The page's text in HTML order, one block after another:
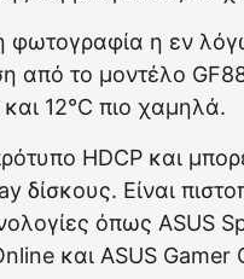
φωτογραφία η εν
από το μοντέλο
12°C πιο χαμηλά.
HDCP και
δίσκους. Είναι
όπως ASUS
και ASUS Gamer